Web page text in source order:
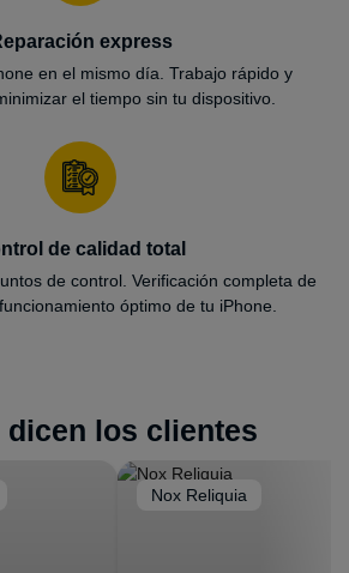
express
en el mismo día. Trabajo rápido y
el tiempo sin tu dispositivo.
de calidad total
de control. Verificación completa de
óptimo de tu iPhone.
dicen los clientes
Nox Reliquia